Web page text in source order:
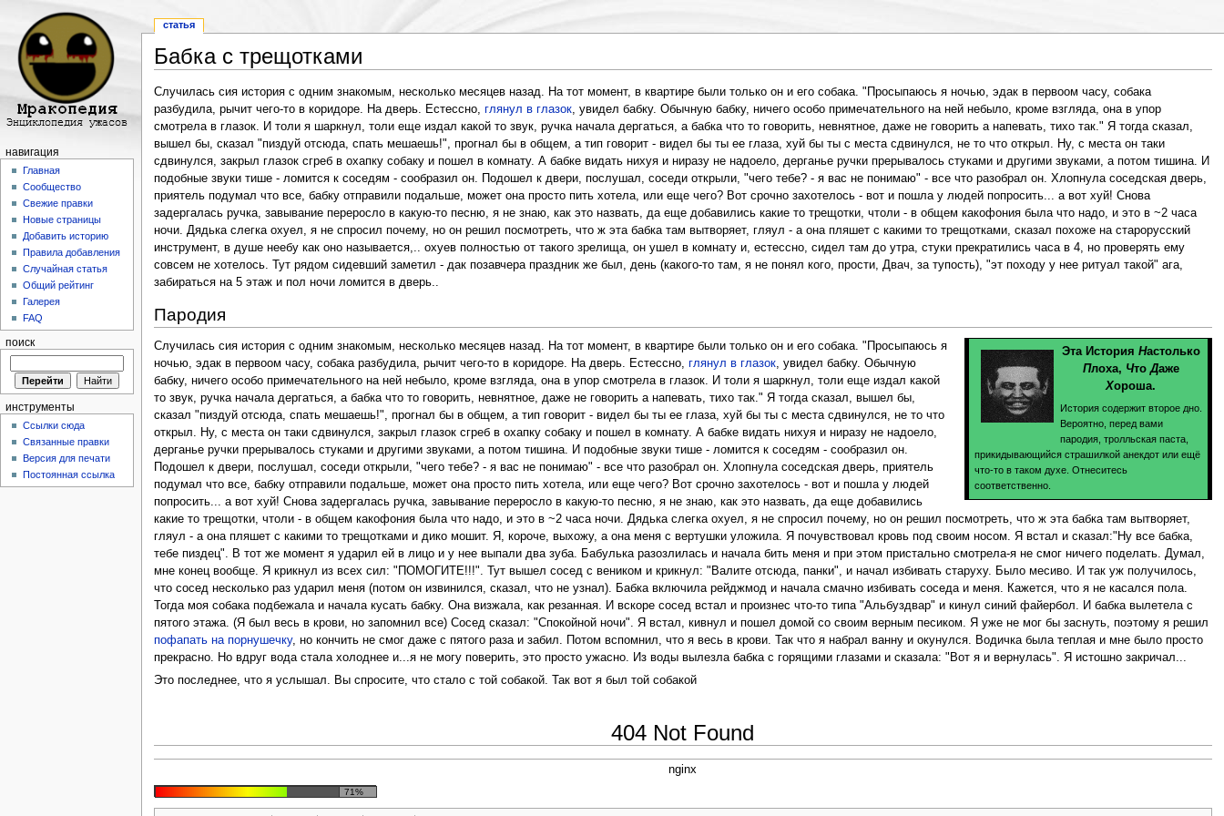
Бабка с трещотками
Случилась сия история с одним знакомым, несколько месяцев назад. На тот момент, в квартире были только он и его собака. "Просыпаюсь я ночью, эдак в первоом часу, собака
разбудила, рычит чего-то в коридоре. На дверь. Естессно, глянул в глазок, увидел бабку. Обычную бабку, ничего особо примечательного на ней небыло, кроме взгляда, она в упор
смотрела в глазок. И толи я шаркнул, толи еще издал какой то звук, ручка начала дергаться, а бабка что то говорить, невнятное, даже не говорить а напевать, тихо так." Я тогда сказал,
вышел бы, сказал "пиздуй отсюда, спать мешаешь!", прогнал бы в общем, а тип говорит - видел бы ты ее глаза, хуй бы ты с места сдвинулся, не то что открыл. Ну, с места он таки
сдвинулся, закрыл глазок сгреб в охапку собаку и пошел в комнату. А бабке видать нихуя и ниразу не надоело, дерганье ручки прерывалось стуками и другими звуками, а потом тишина. И
подобные звуки тише - ломится к соседям - сообразил он. Подошел к двери, послушал, соседи открыли, "чего тебе? - я вас не понимаю" - все что разобрал он. Хлопнула соседская дверь,
приятель подумал что все, бабку отправили подальше, может она просто пить хотела, или еще чего? Вот срочно захотелось - вот и пошла у людей попросить... а вот хуй! Снова
задергалась ручка, завывание переросло в какую-то песню, я не знаю, как это назвать, да еще добавились какие то трещотки, чтоли - в общем какофония была что надо, и это в ~2 часа
ночи. Дядька слегка охуел, я не спросил почему, но он решил посмотреть, что ж эта бабка там вытворяет, гляул - а она пляшет с какими то трещотками, сказал похоже на старорусский
инструмент, в душе неебу как оно называется,.. охуев полностью от такого зрелища, он ушел в комнату и, естессно, сидел там до утра, стуки прекратились часа в 4, но проверять ему
совсем не хотелось. Тут рядом сидевший заметил - дак позавчера праздник же был, день (какого-то там, я не понял кого, прости, Двач, за тупость), "эт походу у нее ритуал такой" ага,
забираться на 5 этаж и пол ночи ломится в дверь..
Пародия
Эта История Настолько
Плоха, ЧтоДаже
Хороша.
История содержит второе дно.
Вероятно, перед вами
пародия, тролльская паста,
прикидывающийся страшилкой анекдот или ещё
что-то в таком духе. Отнеситесь
соответственно.
Случилась сия история с одним знакомым, несколько месяцев назад. На тот момент, в квартире были только он и его собака. "Просыпаюсь я
ночью, эдак в первоом часу, собака разбудила, рычит чего-то в коридоре. На дверь. Естессно, глянул в глазок, увидел бабку. Обычную
бабку, ничего особо примечательного на ней небыло, кроме взгляда, она в упор смотрела в глазок. И толи я шаркнул, толи еще издал какой
то звук, ручка начала дергаться, а бабка что то говорить, невнятное, даже не говорить а напевать, тихо так." Я тогда сказал, вышел бы,
сказал "пиздуй отсюда, спать мешаешь!", прогнал бы в общем, а тип говорит - видел бы ты ее глаза, хуй бы ты с места сдвинулся, не то что
открыл. Ну, с места он таки сдвинулся, закрыл глазок сгреб в охапку собаку и пошел в комнату. А бабке видать нихуя и ниразу не надоело,
дерганье ручки прерывалось стуками и другими звуками, а потом тишина. И подобные звуки тише - ломится к соседям - сообразил он.
Подошел к двери, послушал, соседи открыли, "чего тебе? - я вас не понимаю" - все что разобрал он. Хлопнула соседская дверь, приятель
подумал что все, бабку отправили подальше, может она просто пить хотела, или еще чего? Вот срочно захотелось - вот и пошла у людей
попросить... а вот хуй! Снова задергалась ручка, завывание переросло в какую-то песню, я не знаю, как это назвать, да еще добавились
какие то трещотки, чтоли - в общем какофония была что надо, и это в ~2 часа ночи. Дядька слегка охуел, я не спросил почему, но он решил посмотреть, что ж эта бабка там вытворяет,
гляул - а она пляшет с какими то трещотками и дико мошит. Я, короче, выхожу, а она меня с вертушки уложила. Я почувствовал кровь под своим носом. Я встал и сказал:"Ну все бабка,
тебе пиздец". В тот же момент я ударил ей в лицо и у нее выпали два зуба. Бабулька разозлилась и начала бить меня и при этом пристально смотрела-я не смог ничего поделать. Думал,
мне конец вообще. Я крикнул из всех сил: "ПОМОГИТЕ!!!". Тут вышел сосед с веником и крикнул: "Валите отсюда, панки", и начал избивать старуху. Было месиво. И так уж получилось,
что сосед несколько раз ударил меня (потом он извинился, сказал, что не узнал). Бабка включила рейджмод и начала смачно избивать соседа и меня. Кажется, что я не касался пола.
Тогда моя собака подбежала и начала кусать бабку. Она визжала, как резанная. И вскоре сосед встал и произнес что-то типа "Альбуздвар" и кинул синий файербол. И бабка вылетела с
пятого этажа. (Я был весь в крови, но запомнил все) Сосед сказал: "Спокойной ночи". Я встал, кивнул и пошел домой со своим верным песиком. Я уже не мог бы заснуть, поэтому я решил
пофапать на порнушечку, но кончить не смог даже с пятого раза и забил. Потом вспомнил, что я весь в крови. Так что я набрал ванну и окунулся. Водичка была теплая и мне было просто
прекрасно. Но вдруг вода стала холоднее и...я не могу поверить, это просто ужасно. Из воды вылезла бабка с горящими глазами и сказала: "Вот я и вернулась". Я истошно закричал...
Это последнее, что я услышал. Вы спросите, что стало с той собакой. Так вот я был той собакой
404 Not Found
nginx
71%
статья
навигация
Главная
Сообщество
Свежие правки
Новые страницы
Добавить историю
Правила добавления
Случайная статья
Общий рейтинг
Галерея
FAQ
поиск
инструменты
Ссылки сюда
Связанные правки
Версия для печати
Постоянная ссылка